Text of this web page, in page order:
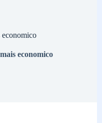
economico
economico